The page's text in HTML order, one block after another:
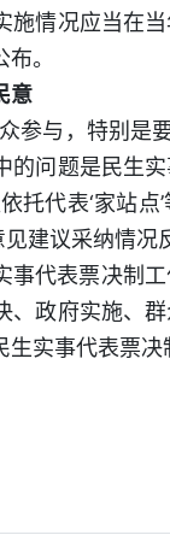
施情况应当在
。
意
参与，特别是
的问题是民生
托代表‘家站
见建议采纳情
事代表票决制
、政府实施、
生实事代表票